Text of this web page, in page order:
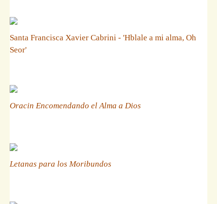
Santa Francisca Xavier Cabrini - 'Hblale a mi alma, Oh
Seor'
Oracin Encomendando el Alma a Dios
Letanas para los Moribundos